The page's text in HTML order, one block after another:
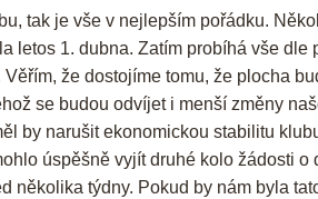
tak je vše v nejlepším pořádku.
letos 1. dubna. Zatím probíhá vše dle
že dostojíme tomu, že plocha
se budou odvíjet i menší změny
by narušit ekonomickou stabilitu
úspěšně vyjít druhé kolo žádosti o
několika týdny. Pokud by nám byla